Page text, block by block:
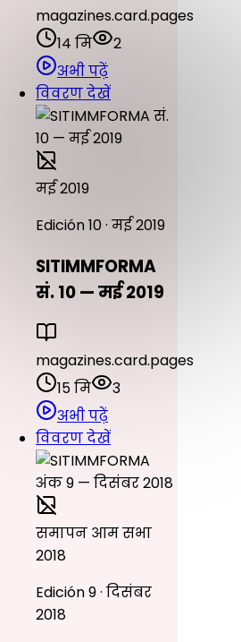
magazines.card.pages
14 मि
2
अभी पढ़ें
विवरण देखें
मई 2019
Edición 10 · मई 2019
SITIMMFORMA
सं. 10 — मई 2019
magazines.card.pages
15 मि
3
अभी पढ़ें
विवरण देखें
समापन आम सभा
2018
Edición 9 · दिसंबर
2018